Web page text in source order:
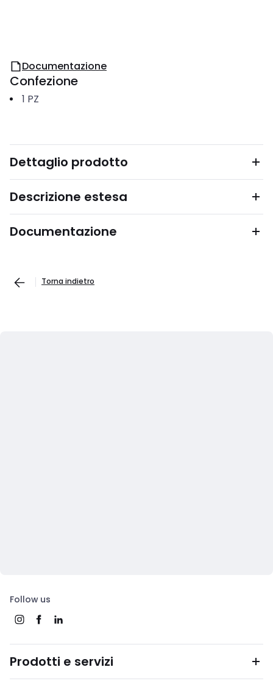
Documentazione
Confezione
1 PZ
Dettaglio prodotto
Descrizione estesa
Documentazione
Torna indietro
Follow us
Prodotti e servizi